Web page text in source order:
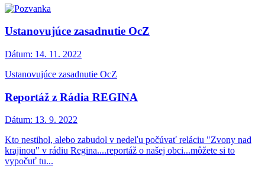
Ustanovujúce zasadnutie OcZ
Dátum: 14. 11. 2022
Ustanovujúce zasadnutie OcZ
Reportáž z Rádia REGINA
Dátum: 13. 9. 2022
Kto nestihol, alebo zabudol v nedeľu počúvať reláciu "Zvony nad
krajinou" v rádiu Regina....reportáž o našej obci...môžete si to
vypočuť tu...